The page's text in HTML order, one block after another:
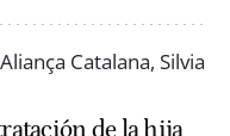
de la hija